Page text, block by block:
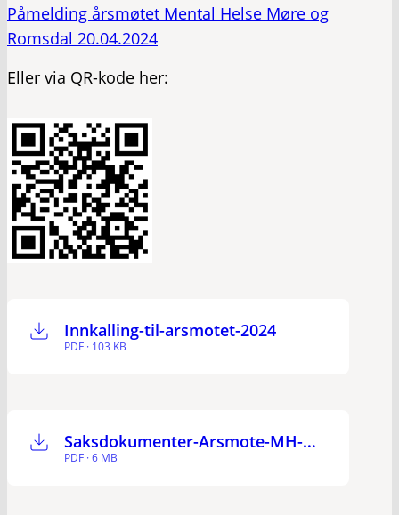
Påmelding årsmøtet Mental Helse Møre og
Romsdal 20.04.2024
Eller via QR-kode her:
Innkalling-til-arsmotet-2024
PDF · 103 KB
Saksdokumenter-Arsmote-MH-MR-2024-Samlet
PDF · 6 MB